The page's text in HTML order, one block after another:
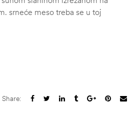
srneće meso treba se u toj
Share: